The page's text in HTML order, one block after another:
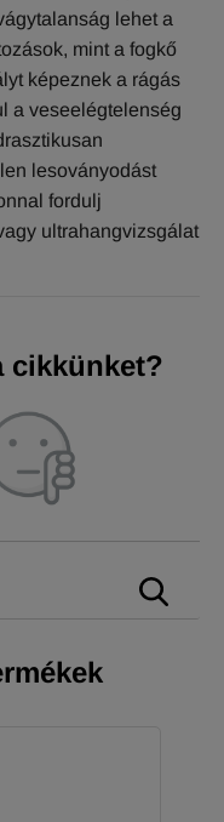
lehet a
mint a fogkő
képeznek a rágás
a veseelégtelenség
lesoványodást
fordulj
ultrahangvizsgálat
cikkünket?